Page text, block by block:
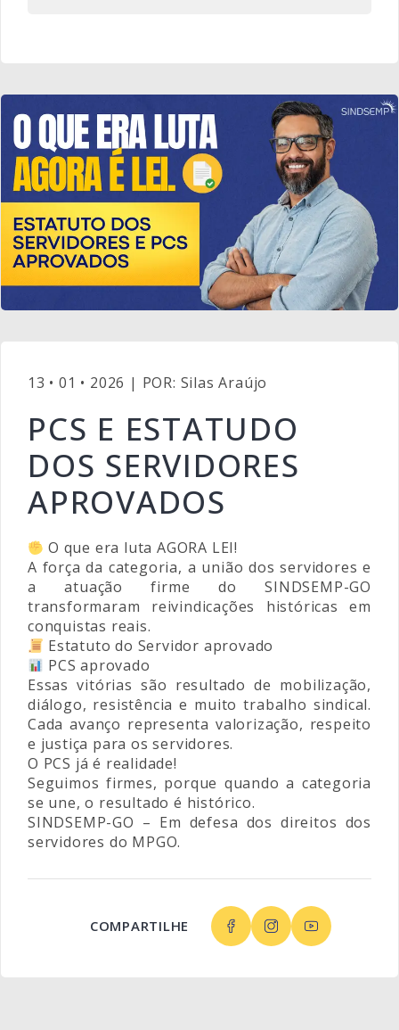
13 • 01 • 2026 | POR: Silas Araújo
PCS E ESTATUDO
DOS SERVIDORES
APROVADOS
O que era luta AGORA LEI!
A força da categoria, a união dos servidores e
a atuação firme do SINDSEMP-GO
transformaram reivindicações históricas em
conquistas reais.
Estatuto do Servidor aprovado
PCS aprovado
Essas vitórias são resultado de mobilização,
diálogo, resistência e muito trabalho sindical.
Cada avanço representa valorização, respeito
e justiça para os servidores.
O PCS já é realidade!
Seguimos firmes, porque quando a categoria
se une, o resultado é histórico.
SINDSEMP-GO – Em defesa dos direitos dos
servidores do MPGO.
COMPARTILHE